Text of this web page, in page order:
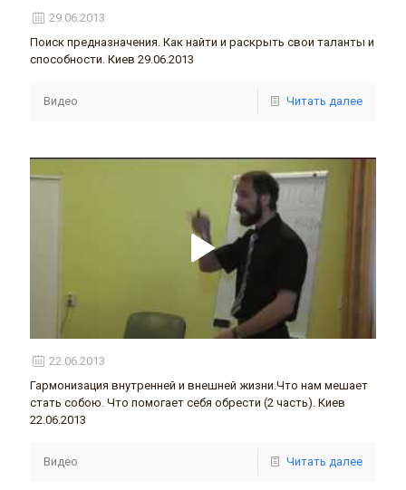
29.06.2013
Поиск предназначения. Как найти и раскрыть свои таланты и
способности. Киев 29.06.2013
Видео Читать далее
22.06.2013
Гармонизация внутренней и внешней жизни.Что нам мешает
стать собою. Что помогает себя обрести (2 часть). Киев
22.06.2013
Видео Читать далее